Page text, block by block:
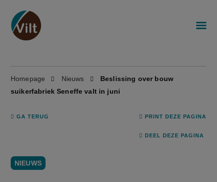
Homepage Nieuws
Beslissing over bouw
suikerfabriek Seneffe valt in juni
GA TERUG PRINT DEZE PAGINA
DEEL DEZE PAGINA
NIEUWS